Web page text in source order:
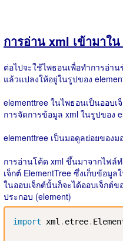
การอ่าน xml เข้ามาใ
ต่อไปจะใช้ไพธอนเพื่อทำการอ่า
แล้วแปลงให้อยู่ในรูปของ
elementtree ในไพธอนเป็นออบ
การจัดการข้อมูล xml ในรูปของ
elementtree เป็นมอดูลย่อยของม
การอ่านโค้ด xml ขึ้นมาจากไฟล์
เจ็กต์ ElementTree ซึ่งเก็บข้อมู
ในออบเจ็กต์นั้นก็จะได้ออบเจ็กต์
ประกอบ (element)
import xml . etree.